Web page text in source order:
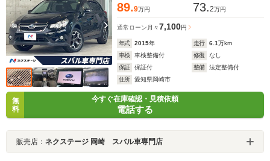
89.9万円 73.2万円
通常ローン 月々7,100円
年式 2015年 走行 6.1万km
車検
車検整備付 修復
なし
保証
保証付 整備
法定整備付
住所
愛知県岡崎市
無
料
今すぐ在庫確認・見積依頼
電話する
販売店： ネクステージ 岡崎 スバル車専門店